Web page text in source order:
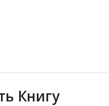
Книгу